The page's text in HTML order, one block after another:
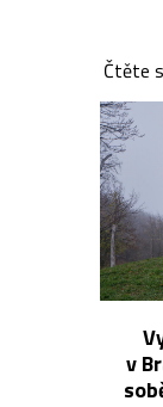
Čtěte
v